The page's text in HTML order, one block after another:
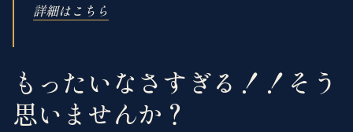
詳細はこちら
もったいなさすぎる！！そう
思いませんか？